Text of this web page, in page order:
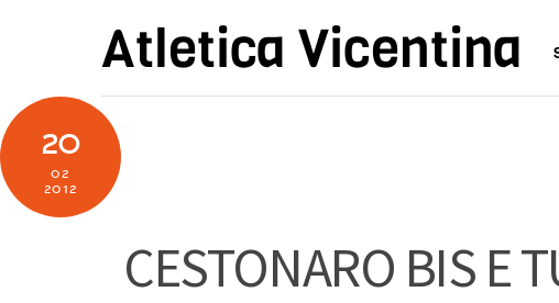
Atletica Vicentina
20
02
2012
CESTONARO BIS E